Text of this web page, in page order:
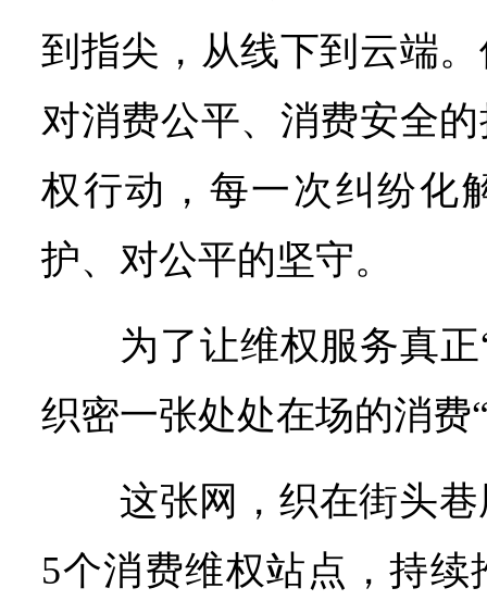
到指尖，从线下到云端
对消费公平、消费安全
权行动，每一次纠纷化
护、对公平的坚守。
为了让维权服务真
织密一张处处在场的消费
这张网，织在街头
5个消费维权站点，持